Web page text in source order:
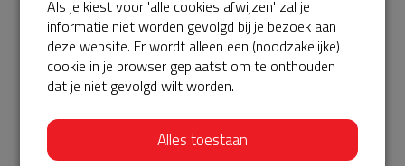
Bekijk alle
€ 25
John
Als je kiest voor 'alle cookies afwijzen' zal je
informatie niet worden gevolgd bij je bezoek aan
deze website. Er wordt alleen een (noodzakelijke)
cookie in je browser geplaatst om te onthouden
dat je niet gevolgd wilt worden.
Alles toestaan